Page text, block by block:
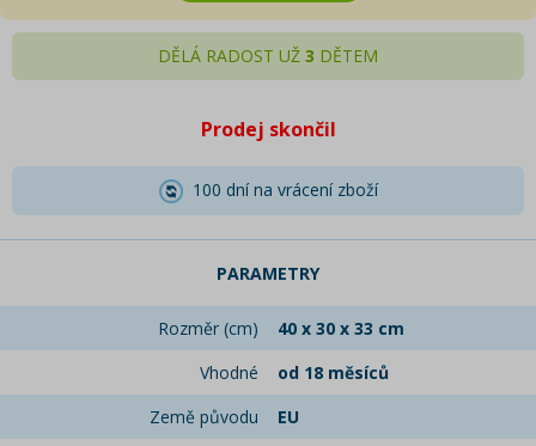
DĚLÁ RADOST UŽ 3 DĚTEM
Prodej skončil
100 dní na vrácení zboží
PARAMETRY
Rozměr (cm)
40 x 30 x 33 cm
Vhodné
od 18 měsíců
Země původu
EU